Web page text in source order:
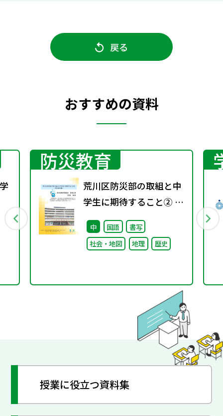
戻る
おすすめの資料
防災教育
荒川区防災部の取組と中
学生に期待すること② ～
取り組み編～
中 国語
書写
社会・地図
地理 歴史
授業に役立つ資料集